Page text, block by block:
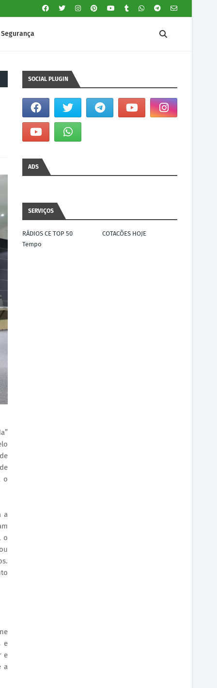
Segurança
o
a
o
e
e
a
SOCIAL PLUGIN
ADS
SERVIÇOS
RÁDIOS CE TOP 50
COTACÕES HOJE
Tempo